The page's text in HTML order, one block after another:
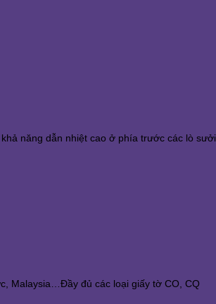
năng dẫn nhiệt cao ở phía trước các lò sưởi.
Malaysia…Đầy đủ các loại giấy tờ CO, CQ